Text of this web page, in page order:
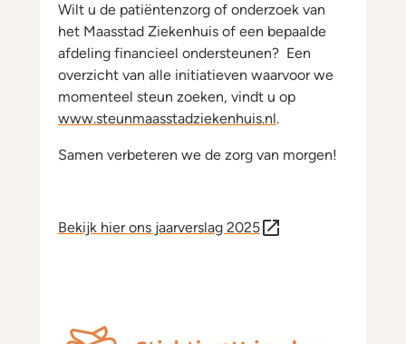
Wilt u de patiëntenzorg of onderzoek van
het Maasstad Ziekenhuis of een bepaalde
afdeling financieel ondersteunen? Een
overzicht van alle initiatieven waarvoor we
momenteel steun zoeken, vindt u op
www.steunmaasstadziekenhuis.nl.
Samen verbeteren we de zorg van morgen!
Bekijk hier ons jaarverslag 2025